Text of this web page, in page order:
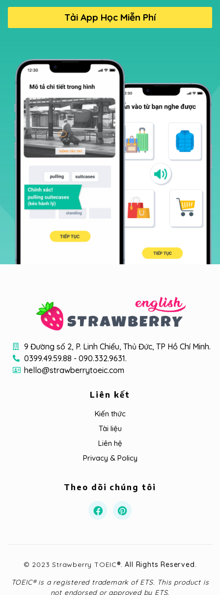
Tải App Học Miễn Phí
9 Đường số 2, P. Linh Chiểu, Thủ Đức, TP Hồ Chí Minh.
0399.49.59.88 - 090.332.9631.
hello@strawberrytoeic.com
Liên kết
Kiến thức
Tài liệu
Liên hệ
Privacy & Policy
Theo dõi chúng tôi
© 2023 Strawberry TOEIC®. All Rights Reserved.
TOEIC® is a registered trademark of ETS. This product is
not endorsed or approved by ETS.